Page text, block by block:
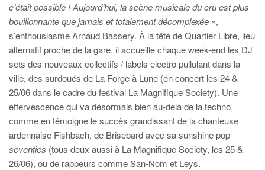
c’était possible ! Aujourd’hui, la scène musicale du cru est plus
bouillonnante que jamais et totalement décomplexée »,
s’enthousiasme Arnaud Bassery. À la tête de Quartier Libre, lieu
alternatif proche de la gare, il accueille chaque week-end les DJ
sets des nouveaux collectifs / labels electro pullulant dans la
ville, des surdoués de La Forge à Lune (en concert les 24 &
25/06 dans le cadre du festival La Magnifique Society). Une
effervescence qui va désormais bien au-delà de la techno,
comme en témoigne le succès grandissant de la chanteuse
ardennaise Fishbach, de Brisebard avec sa sunshine pop
seventies (tous deux aussi à La Magnifique Society, les 25 &
26/06), ou de rappeurs comme San-Nom et Leys.